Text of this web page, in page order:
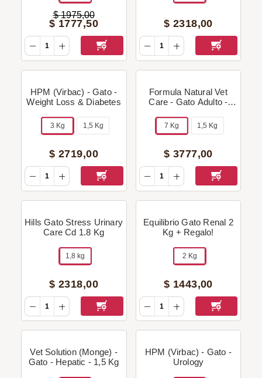
$ 1975,00
$ 1777,50 $ 2318,00
HPM (Virbac) - Gato -
Weight Loss & Diabetes
3 Kg 1,5 Kg
$ 2719,00
Formula Natural Vet
Care - Gato Adulto -
7 Kg 1,5 Kg
$ 3777,00
Hills Gato Stress Urinary
Care Cd 1.8 Kg
1,8 kg
$ 2318,00
Equilibrio Gato Renal 2
Kg + Regalo!
2 Kg
$ 1443,00
Vet Solution (Monge) -
Gato - Hepatic - 1,5 Kg
HPM (Virbac) - Gato -
Urology